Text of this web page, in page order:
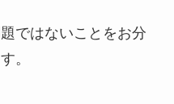
ではないことをお分
。